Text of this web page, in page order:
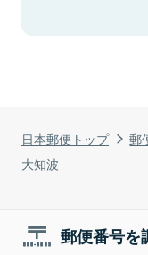
日本郵便トップ 郵
大知波
郵便番号を